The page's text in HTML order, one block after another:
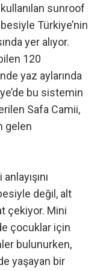
sunroof
Türkiye’nin
yer alıyor.
120
yaz aylarında
bu sistemin
Safa Camii,
gelen
değil, alt
çekiyor. Mini
çocuklar için
bulunurken,
yaşayan bir